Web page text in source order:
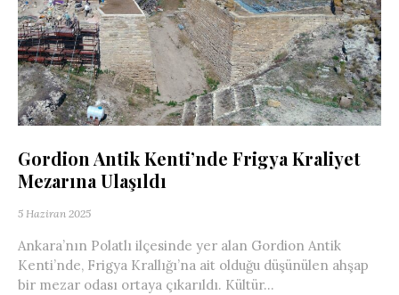
Gordion Antik Kenti’nde Frigya Kraliyet
Mezarına Ulaşıldı
5 Haziran 2025
Ankara’nın Polatlı ilçesinde yer alan Gordion Antik
Kenti’nde, Frigya Krallığı’na ait olduğu düşünülen ahşap
bir mezar odası ortaya çıkarıldı. Kültür...